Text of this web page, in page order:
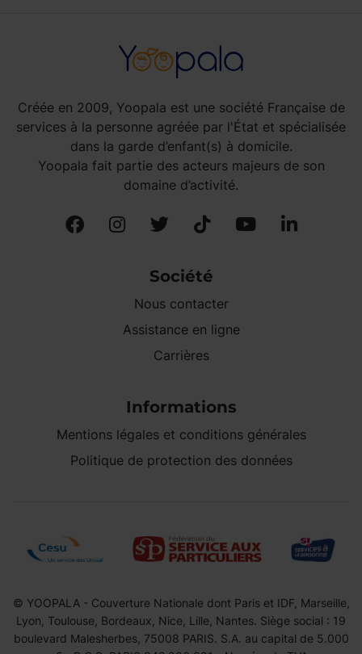
Créée en 2009, Yoopala est une société Française de
services à la personne agréée par l'État et spécialisée
dans la garde d’enfant(s) à domicile.
Yoopala fait partie des acteurs majeurs de son
domaine d’activité.
Société
Nous contacter
Assistance en ligne
Carrières
Informations
Mentions légales et conditions générales
Politique de protection des données
© YOOPALA - Couverture Nationale dont Paris et IDF, Marseille,
Lyon, Toulouse, Bordeaux, Nice, Lille, Nantes. Siège social : 19
boulevard Malesherbes, 75008 PARIS. S.A. au capital de 5.000